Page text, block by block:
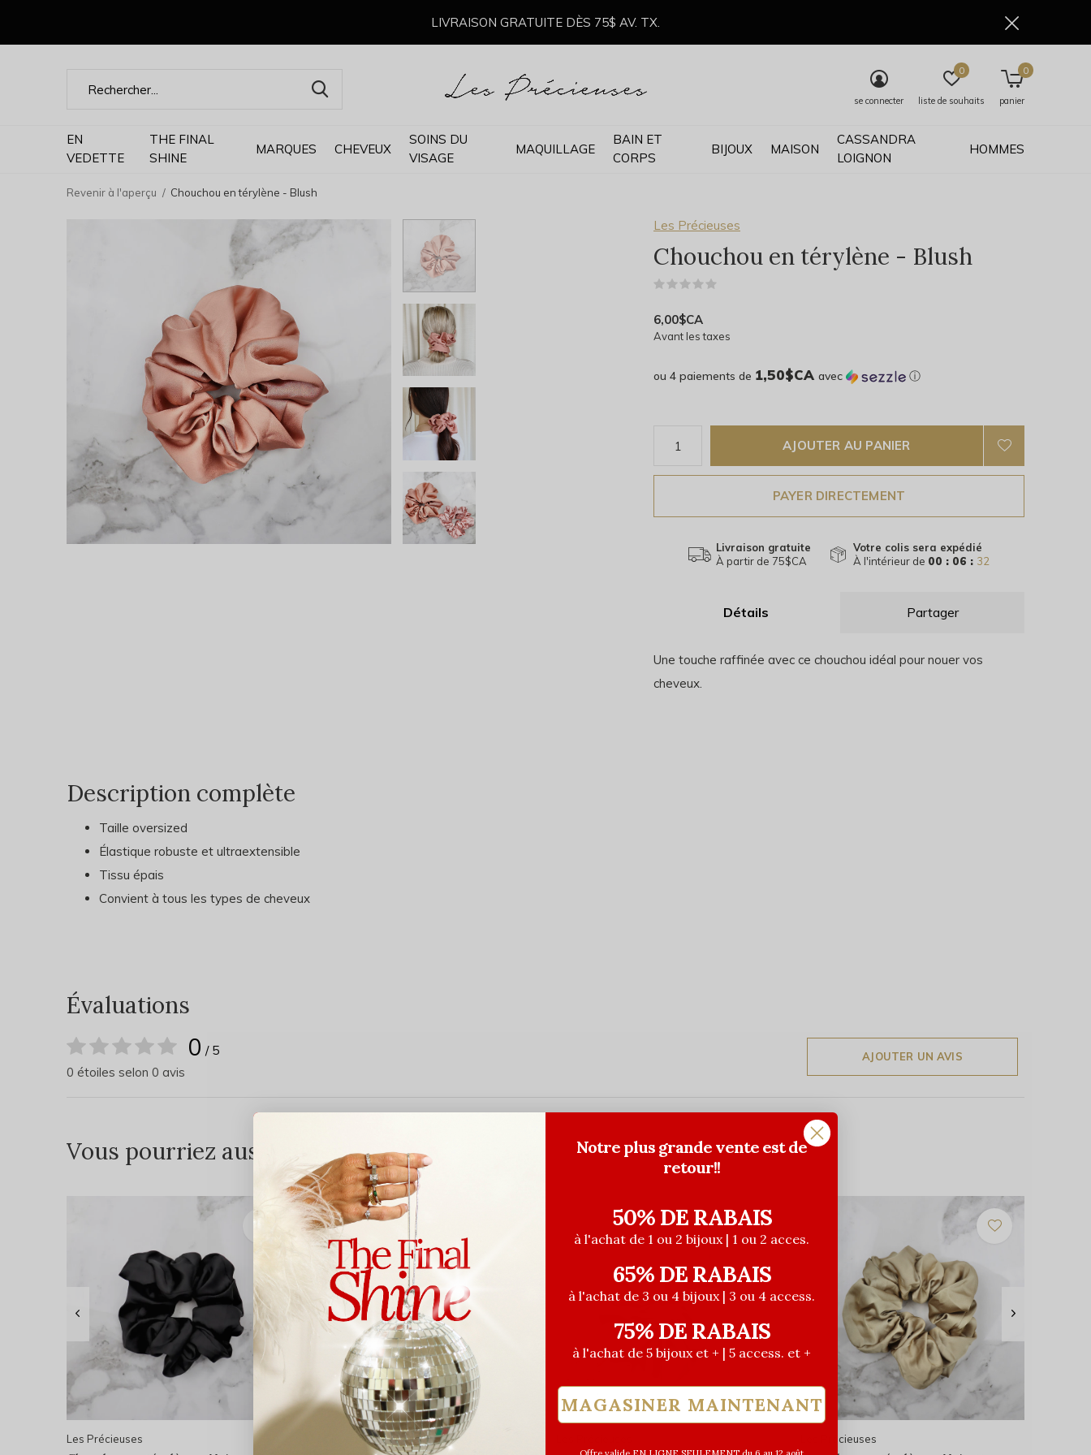
EN
VEDETTE
THE FINAL
SHINE
MARQUES CHEVEUX
SOINS DU
VISAGE
MAQUILLAGE
BAIN ET
CORPS
BIJOUX MAISON
CASSANDRA
LOIGNON
HOMMES
se connecter liste de souhaits
0
panier
0
LIVRAISON GRATUITE DÈS 75$ AV. TX.
Revenir à l'aperçu Chouchou en térylène - Blush
Les Précieuses
Chouchou en térylène - Blush
6,00$CA
Avant les taxes
ou 4 paiements de 1,50$CA avec ⓘ
AJOUTER AU PANIER
PAYER DIRECTEMENT
Livraison gratuite
À partir de 75$CA
Votre colis sera expédié
À l'intérieur de 00 : 06 : 31
Détails Partager
Une touche raffinée avec ce chouchou idéal pour nouer vos
cheveux.
Description complète
Taille oversized
Élastique robuste et ultraextensible
Tissu épais
Convient à tous les types de cheveux
Évaluations
0 / 5
0 étoiles selon 0 avis
AJOUTER UN AVIS
Vous pourriez aussi aimer...
Les Précieuses Les Précieuses Les Précieuses
Notre plus grande vente est de
retour!!
50% DE RABAIS
à l'achat de 1 ou 2 bijoux | 1 ou 2 acces.
65% DE RABAIS
à l'achat de 3 ou 4 bijoux | 3 ou 4 access.
75% DE RABAIS
à l'achat de 5 bijoux et + | 5 access. et +
MAGASINER MAINTENANT